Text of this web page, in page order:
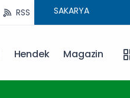
RSS
Hendek Magazin